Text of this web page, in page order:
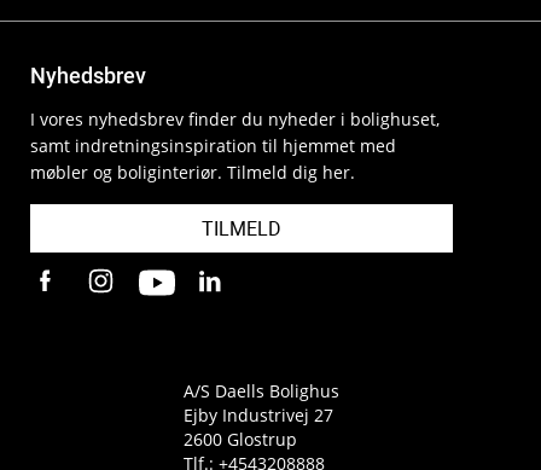
Nyhedsbrev
I vores nyhedsbrev finder du nyheder i bolighuset,
samt indretningsinspiration til hjemmet med
møbler og boliginteriør. Tilmeld dig her.
TILMELD
A/S Daells Bolighus
Ejby Industrivej 27
2600 Glostrup
Tlf.: +4543208888